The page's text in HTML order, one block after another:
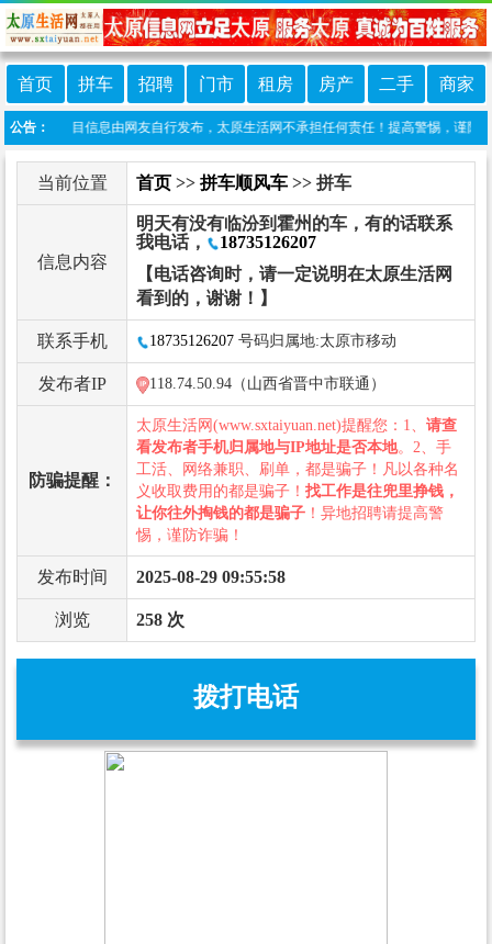
首页 拼车 招聘 门市 租房 房产 二手 商家
公告：
明：本栏目信息由网友自行发布，太原生活网不承担任何责任！提高警惕，谨防诈
当前位置 首页 >> 拼车顺风车 >> 拼车
信息内容
明天有没有临汾到霍州的车，有的话联系
我电话，
18735126207
【电话咨询时，请一定说明在太原生活网
看到的，谢谢！】
联系手机 18735126207 号码归属地:太原市移动
发布者IP 118.74.50.94（山西省晋中市联通）
防骗提醒：
太原生活网(www.sxtaiyuan.net)提醒您：1、 请查
看发布者手机归属地与IP地址是否本地。2、手
工活、网络兼职、刷单，都是骗子！凡以各种名
义收取费用的都是骗子！ 找工作是往兜里挣钱，
让你往外掏钱的都是骗子 ！异地招聘请提高警
惕，谨防诈骗！
发布时间 2025-08-29 09:55:58
浏览 258 次
拨打电话